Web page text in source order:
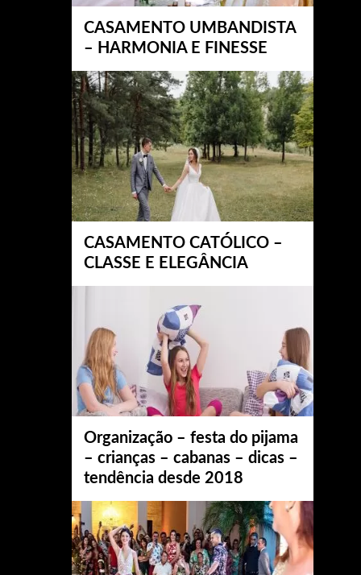
CASAMENTO UMBANDISTA
– HARMONIA E FINESSE
CASAMENTO CATÓLICO –
CLASSE E ELEGÂNCIA
Organização – festa do pijama
– crianças – cabanas – dicas –
tendência desde 2018